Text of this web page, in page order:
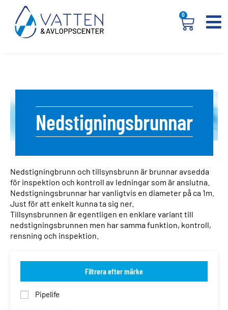
0
Nedstigningsbrunnar
Nedstigningbrunn och tillsynsbrunn är brunnar avsedda
för inspektion och kontroll av ledningar som är anslutna.
Nedstigningsbrunnar har vanligtvis en diameter på ca 1m.
Just för att enkelt kunna ta sig ner.
Tillsynsbrunnen är egentligen en enklare variant till
nedstigningsbrunnen men har samma funktion, kontroll,
rensning och inspektion.
Filtrera efter märke
Pipelife